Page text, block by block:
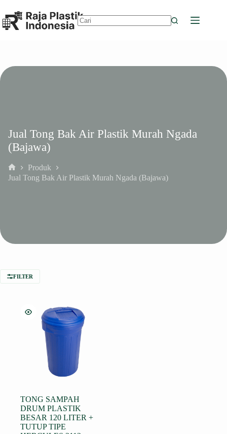
to
content
Jual Tong Bak Air Plastik Murah Ngada
(Bajawa)
Home
Produk
Jual Tong Bak Air Plastik Murah Ngada (Bajawa)
FILTER
TONG SAMPAH
DRUM PLASTIK
BESAR 120 LITER +
TUTUP TIPE